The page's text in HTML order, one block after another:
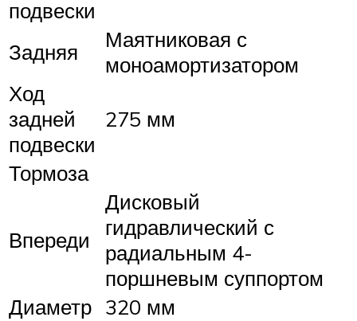
подвески
Задняя
Маятниковая с
моноамортизатором
Ход
задней
подвески
275 мм
Тормоза
Впереди
Дисковый
гидравлический с
радиальным 4-
поршневым суппортом
Диаметр 320 мм